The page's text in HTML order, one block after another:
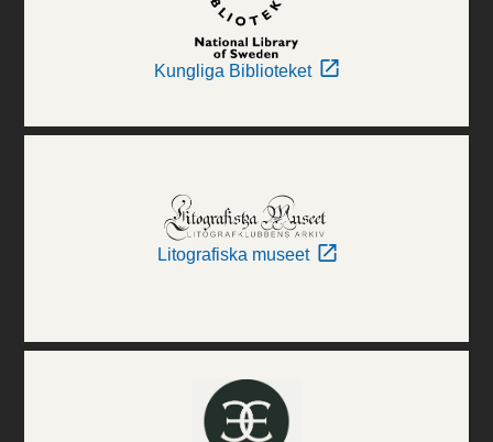
Kungliga Biblioteket
Litografiska museet